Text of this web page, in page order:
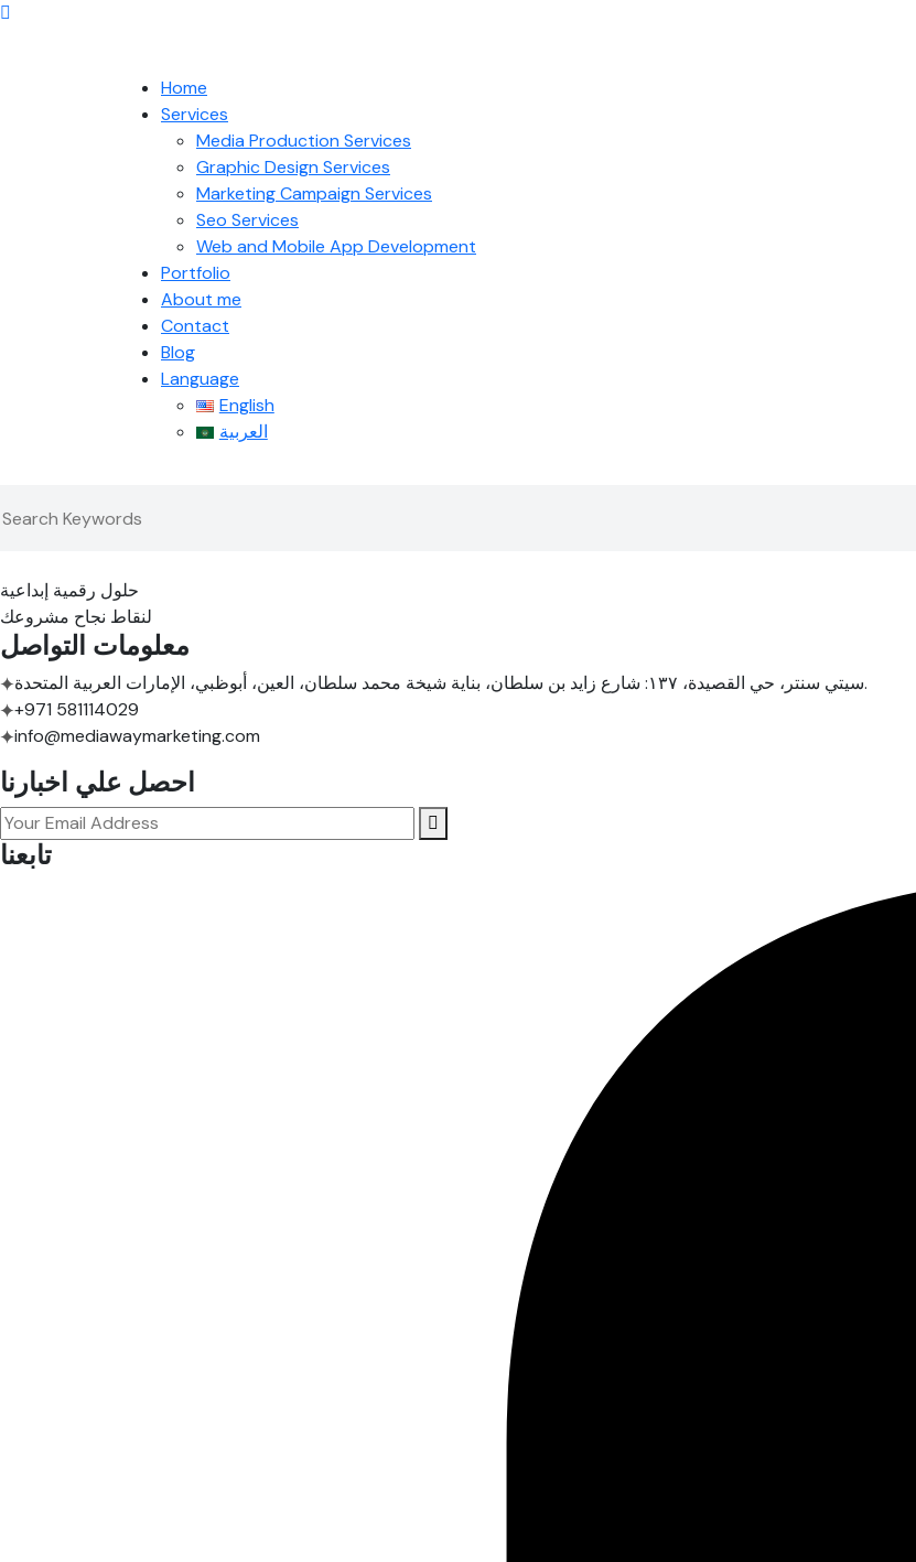
Home
Services
Media Production Services
Graphic Design Services
Marketing Campaign Services
Seo Services
Web and Mobile App Development
Portfolio
About me
Contact
Blog
Language
English
العربية
حلول رقمية إبداعية
لنقاط نجاح مشروعك
معلومات التواصل
سيتي سنتر، حي القصيدة، ١٣٧: شارع زايد بن سلطان، بناية شيخة محمد سلطان، العين، أبوظبي، الإمارات العربية المتحدة.
+971 581114029
info@mediawaymarketing.com
احصل علي اخبارنا
تابعنا